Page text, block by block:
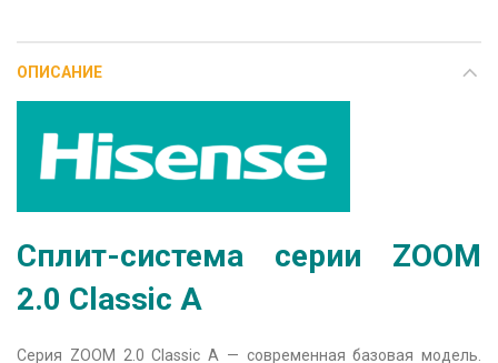
ОПИСАНИЕ
Сплит-система серии ZOOM
2.0 Classic A
Серия ZOOM 2.0 Classic A — современная базовая модель.